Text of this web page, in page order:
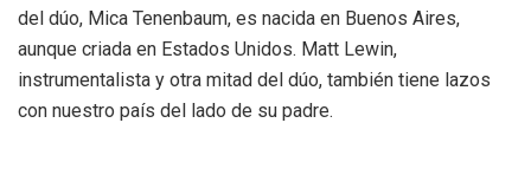
del dúo, Mica Tenenbaum, es nacida en Buenos Aires,
aunque criada en Estados Unidos. Matt Lewin,
instrumentalista y otra mitad del dúo, también tiene lazos
con nuestro país del lado de su padre.